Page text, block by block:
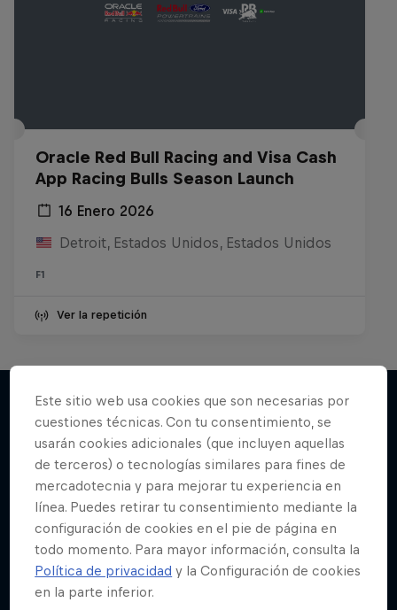
Oracle Red Bull Racing and Visa Cash
App Racing Bulls Season Launch
16 Enero 2026
Detroit, Estados Unidos, Estados Unidos
F1
Ver la repetición
Más contenidos similares
Este sitio web usa cookies que son necesarias por
cuestiones técnicas. Con tu consentimiento, se
usarán cookies adicionales (que incluyen aquellas
de terceros) o tecnologías similares para fines de
mercadotecnia y para mejorar tu experiencia en
línea. Puedes retirar tu consentimiento mediante la
configuración de cookies en el pie de página en
todo momento. Para mayor información, consulta la
Política de privacidad y la Configuración de cookies
en la parte inferior.